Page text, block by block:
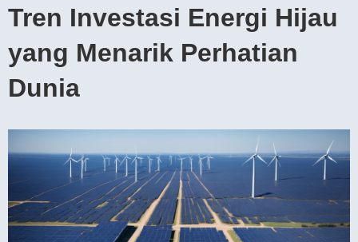
Tren Investasi Energi Hijau
yang Menarik Perhatian
Dunia